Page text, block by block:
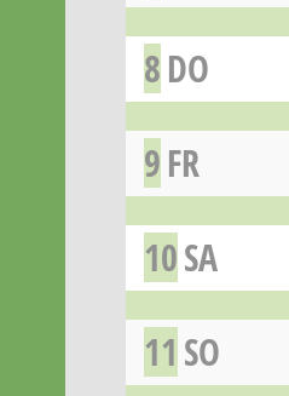
8DO
9FR
10SA
11 SO